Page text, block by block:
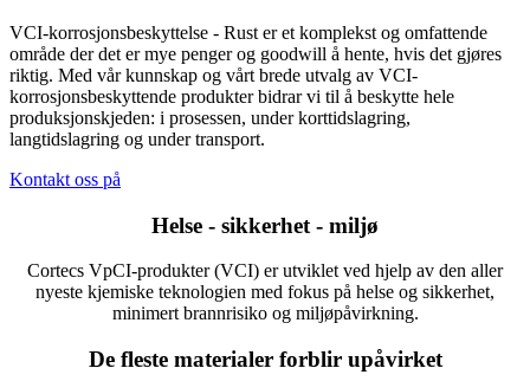
VCI-korrosjonsbeskyttelse - Rust er et komplekst og omfattende
område der det er mye penger og goodwill å hente, hvis det gjøres
riktig. Med vår kunnskap og vårt brede utvalg av VCI-
korrosjonsbeskyttende produkter bidrar vi til å beskytte hele
produksjonskjeden: i prosessen, under korttidslagring,
langtidslagring og under transport.
Kontakt oss på
Helse - sikkerhet - miljø
Cortecs VpCI-produkter (VCI) er utviklet ved hjelp av den aller
nyeste kjemiske teknologien med fokus på helse og sikkerhet,
minimert brannrisiko og miljøpåvirkning.
De fleste materialer forblir upåvirket